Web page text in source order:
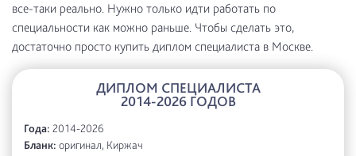
все-таки реально. Нужно только идти работать по
специальности как можно раньше. Чтобы сделать это,
достаточно просто купить диплом специалиста в Москве.
ДИПЛОМ СПЕЦИАЛИСТА
2014-2026 ГОДОВ
Года: 2014-2026
Бланк: оригинал, Киржач